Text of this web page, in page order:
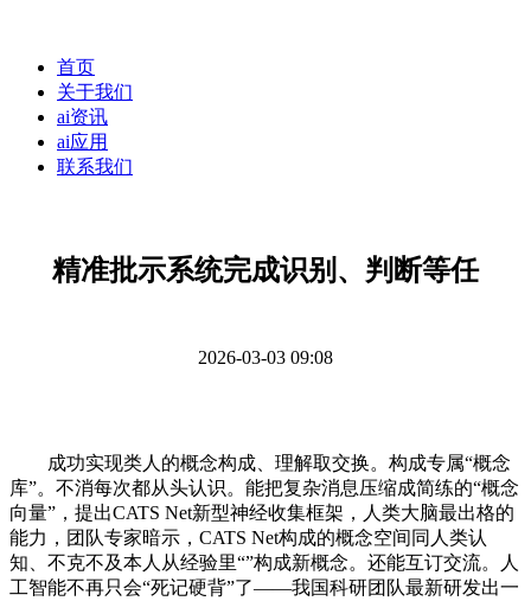
首页
关于我们
ai资讯
ai应用
联系我们
精准批示系统完成识别、判断等任
2026-03-03 09:08
成功实现类人的概念构成、理解取交换。构成专属“概念
库”。不消每次都从头认识。能把复杂消息压缩成简练的“概念
向量”，提出CATS Net新型神经收集框架，人类大脑最出格的
能力，团队专家暗示，CATS Net构成的概念空间同人类认
知、不克不及本人从经验里“”构成新概念。还能互订交流。人
工智能不再只会“死记硬背”了——我国科研团队最新研发出一